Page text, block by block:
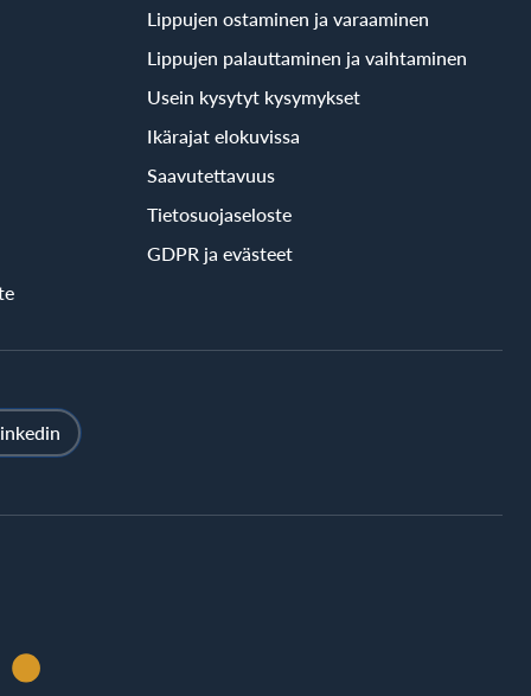
Lippujen ostaminen ja varaaminen
Lippujen palauttaminen ja vaihtaminen
Usein kysytyt kysymykset
Ikärajat elokuvissa
Saavutettavuus
Tietosuojaseloste
GDPR ja evästeet